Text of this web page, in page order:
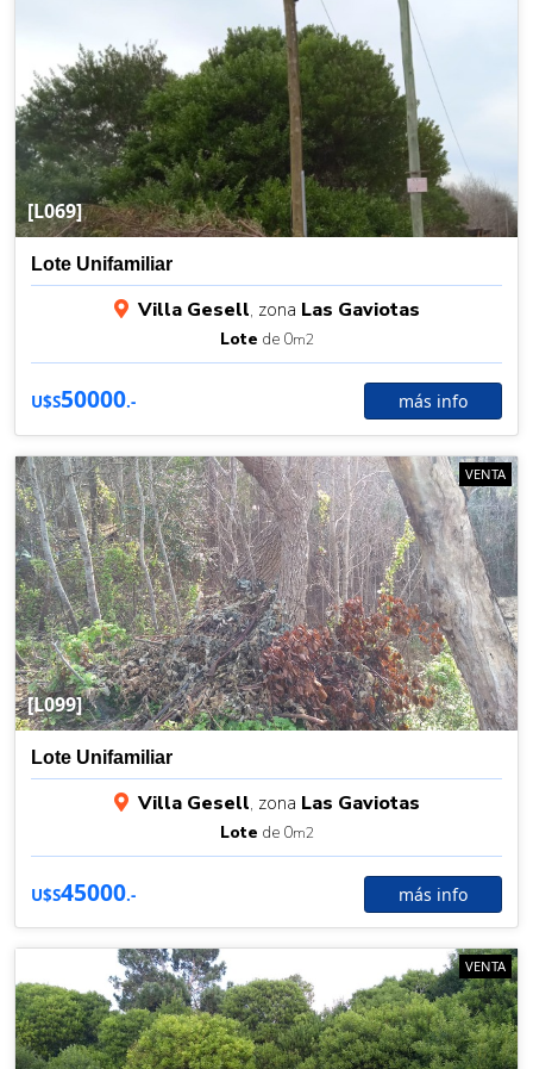
[L069]
Lote Unifamiliar
Villa Gesell, zona Las Gaviotas
Lote de 0m2
U$S50000.- más info
[L099]
VENTA
Lote Unifamiliar
Villa Gesell, zona Las Gaviotas
Lote de 0m2
U$S45000.- más info
VENTA